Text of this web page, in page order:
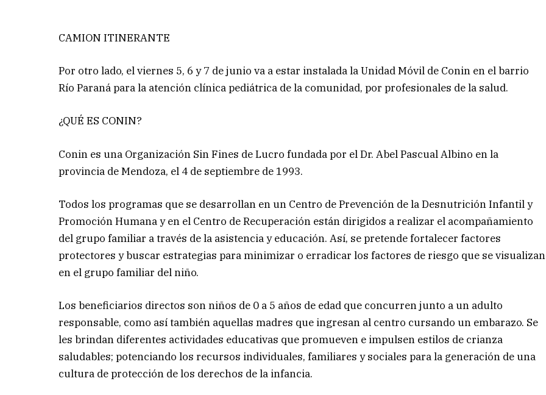
CAMION ITINERANTE
Por otro lado, el viernes 5, 6 y 7 de junio va a estar instalada la Unidad Móvil de Conin en el barrio
Río Paraná para la atención clínica pediátrica de la comunidad, por profesionales de la salud.
¿QUÉ ES CONIN?
Conin es una Organización Sin Fines de Lucro fundada por el Dr. Abel Pascual Albino en la
provincia de Mendoza, el 4 de septiembre de 1993.
Todos los programas que se desarrollan en un Centro de Prevención de la Desnutrición Infantil y
Promoción Humana y en el Centro de Recuperación están dirigidos a realizar el acompañamiento
del grupo familiar a través de la asistencia y educación. Así, se pretende fortalecer factores
protectores y buscar estrategias para minimizar o erradicar los factores de riesgo que se visualizan
en el grupo familiar del niño.
Los beneficiarios directos son niños de 0 a 5 años de edad que concurren junto a un adulto
responsable, como así también aquellas madres que ingresan al centro cursando un embarazo. Se
les brindan diferentes actividades educativas que promueven e impulsen estilos de crianza
saludables; potenciando los recursos individuales, familiares y sociales para la generación de una
cultura de protección de los derechos de la infancia.